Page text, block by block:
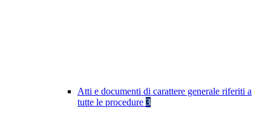
Atti e documenti di carattere generale riferiti a
tutte le procedure 3